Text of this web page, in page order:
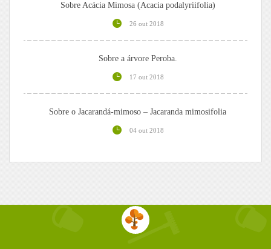
Sobre Acácia Mimosa (Acacia podalyriifolia)
26 out 2018
Sobre a árvore Peroba.
17 out 2018
Sobre o Jacarandá-mimoso – Jacaranda mimosifolia
04 out 2018